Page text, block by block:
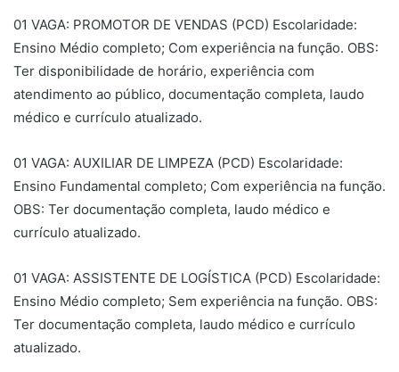
01 VAGA: PROMOTOR DE VENDAS (PCD) Escolaridade:
Ensino Médio completo; Com experiência na função. OBS:
Ter disponibilidade de horário, experiência com
atendimento ao público, documentação completa, laudo
médico e currículo atualizado.
01 VAGA: AUXILIAR DE LIMPEZA (PCD) Escolaridade:
Ensino Fundamental completo; Com experiência na função.
OBS: Ter documentação completa, laudo médico e
currículo atualizado.
01 VAGA: ASSISTENTE DE LOGÍSTICA (PCD) Escolaridade:
Ensino Médio completo; Sem experiência na função. OBS:
Ter documentação completa, laudo médico e currículo
atualizado.